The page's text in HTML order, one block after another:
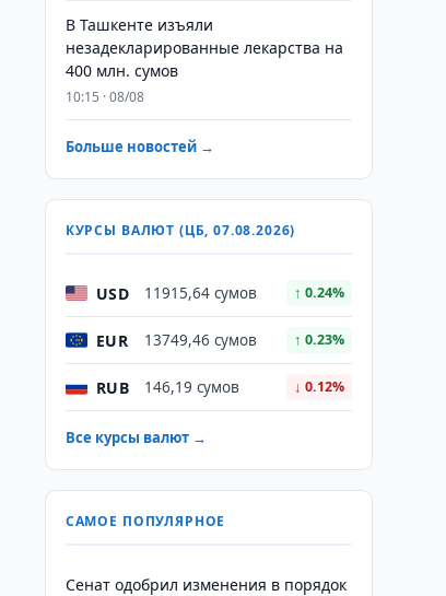
​​​​​​​В Ташкенте изъяли
незадекларированные лекарства на
400 млн. сумов
10:15 · 08/08
Больше новостей →
КУРСЫ ВАЛЮТ (ЦБ, 07.08.2026)
USD 11915,64 сумов ↑ 0.24%
EUR 13749,46 сумов ↑ 0.23%
RUB 146,19 сумов ↓ 0.12%
Все курсы валют →
САМОЕ ПОПУЛЯРНОЕ
Сенат одобрил изменения в порядок